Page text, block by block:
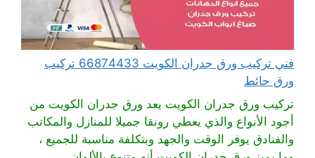
فني تركيب ورق جدران الكويت 66874433 تركيب
ورق حائط
تركيب ورق جدران الكويت يعد ورق جدران الكويت من
أجود الأنواع والذي يعطي رونقا جميلا للمنازل والمكاتب
والفنادق يوفر الوقت والجهد وبتكلفة مناسبة للجميع ،